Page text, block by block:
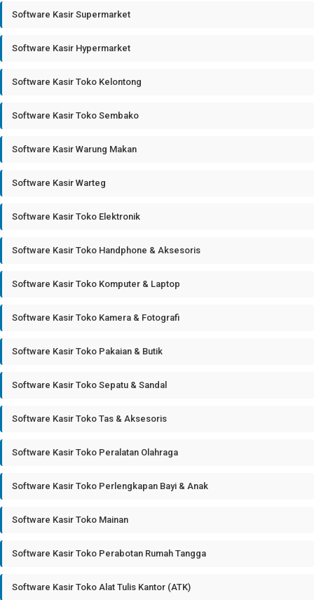
Software Kasir Supermarket
Software Kasir Hypermarket
Software Kasir Toko Kelontong
Software Kasir Toko Sembako
Software Kasir Warung Makan
Software Kasir Warteg
Software Kasir Toko Elektronik
Software Kasir Toko Handphone & Aksesoris
Software Kasir Toko Komputer & Laptop
Software Kasir Toko Kamera & Fotografi
Software Kasir Toko Pakaian & Butik
Software Kasir Toko Sepatu & Sandal
Software Kasir Toko Tas & Aksesoris
Software Kasir Toko Peralatan Olahraga
Software Kasir Toko Perlengkapan Bayi & Anak
Software Kasir Toko Mainan
Software Kasir Toko Perabotan Rumah Tangga
Software Kasir Toko Alat Tulis Kantor (ATK)